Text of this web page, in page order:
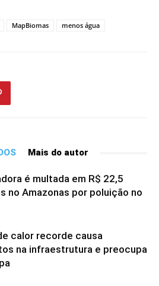
MapBiomas menos água
Mais do autor
é multada em R$ 22,5
no Amazonas por poluição no
calor recorde causa
na infraestrutura e preocupa